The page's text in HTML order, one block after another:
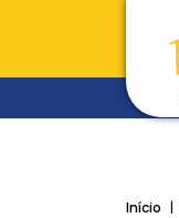
Início